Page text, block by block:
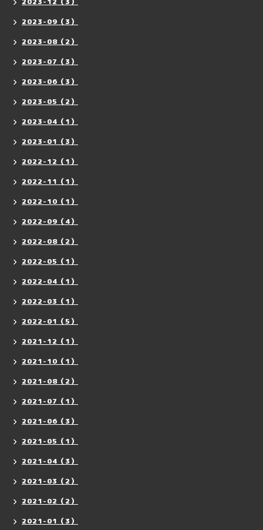
2023-09（3）
2023-08（2）
2023-07（3）
2023-06（3）
2023-05（2）
2023-04（1）
2023-01（3）
2022-12（1）
2022-11（1）
2022-10（1）
2022-09（4）
2022-08（2）
2022-05（1）
2022-04（1）
2022-03（1）
2022-01（5）
2021-12（1）
2021-10（1）
2021-08（2）
2021-07（1）
2021-06（3）
2021-05（1）
2021-04（3）
2021-03（2）
2021-02（2）
2021-01（3）